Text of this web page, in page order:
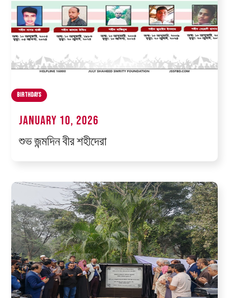
Birthdays
January 10, 2026
শুভ জন্মদিন বীর শহীদেরা